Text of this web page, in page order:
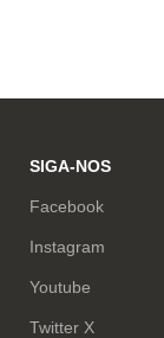
SIGA-NOS
Facebook
Instagram
Youtube
Twitter X